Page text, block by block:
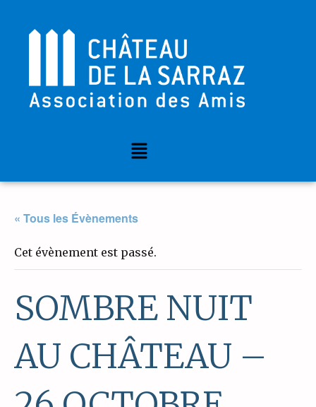
« Tous les Évènements
Cet évènement est passé.
SOMBRE NUIT
AU CHÂTEAU –